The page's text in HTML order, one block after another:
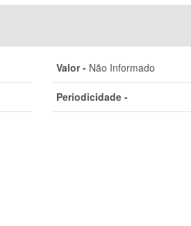
Valor -Não Informado
Periodicidade -